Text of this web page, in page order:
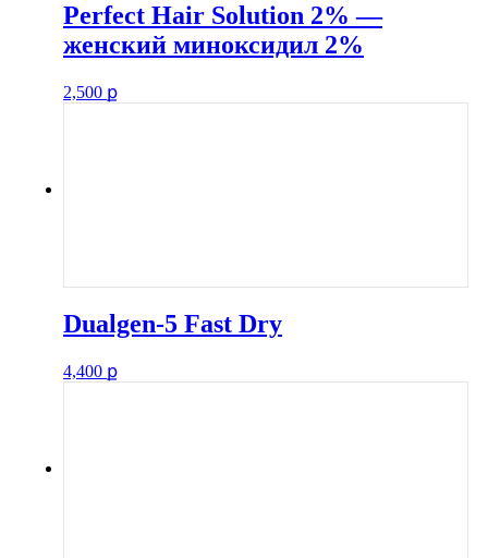
Perfect Hair Solution 2% —
женский миноксидил 2%
2,500 ք
Dualgen-5 Fast Dry
4,400 ք